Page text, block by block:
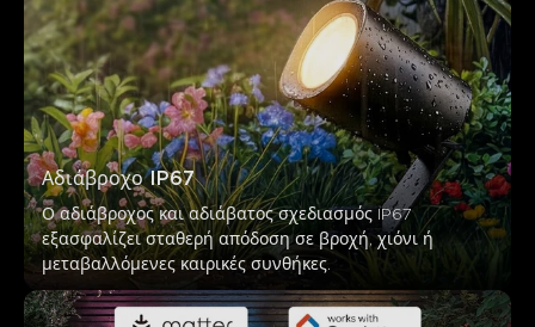
Αδιάβροχο IP67
Ο αδιάβροχος και αδιάβατος σχεδιασμός IP67
εξασφαλίζει σταθερή απόδοση σε βροχή, χιόνι ή
μεταβαλλόμενες καιρικές συνθήκες.